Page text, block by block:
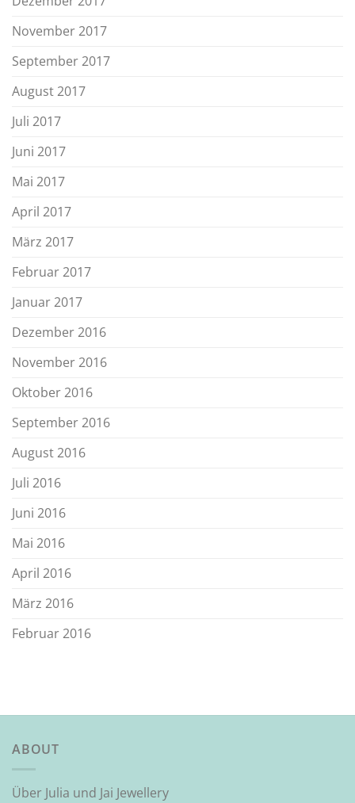
November 2017
September 2017
August 2017
Juli 2017
Juni 2017
Mai 2017
April 2017
März 2017
Februar 2017
Januar 2017
Dezember 2016
November 2016
Oktober 2016
September 2016
August 2016
Juli 2016
Juni 2016
Mai 2016
April 2016
März 2016
Februar 2016
ABOUT
Über Julia und Jai Jewellery